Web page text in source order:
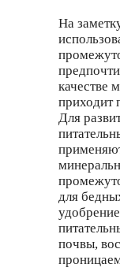
На
качестве
приходит
Для
для
почвы,